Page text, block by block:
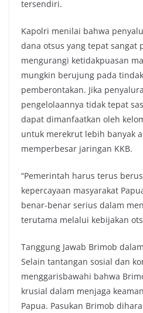
tersendiri.
Kapolri menilai bahwa
dana otsus yang tepat sangat
mengurangi ketidakpuasan
mungkin berujung pada
pemberontakan. Jika
pengelolaannya tidak tepat
dapat dimanfaatkan oleh
untuk merekrut lebih banyak
memperbesar jaringan KKB.
“Pemerintah harus terus
kepercayaan masyarakat
benar-benar serius dalam
terutama melalui kebijakan
Tanggung Jawab Brimob
Selain tantangan sosial dan
menggarisbawahi bahwa
krusial dalam menjaga
Papua. Pasukan Brimob